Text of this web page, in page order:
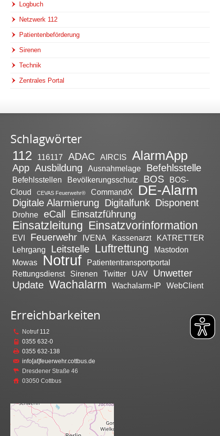
Logbuch
Netzwerk 112
Patientenbeförderung
Sirenen
Technik
Zentrales Portal
Schlagwörter
112 116117 ADAC AIRCIS AlarmApp
App Ausbildung Ausnahmelage Befehlsstelle
Befehlsstellen Bevölkerungsschutz BOS
BOS-
Cloud
CEVAS Feuerwehr® CommandX DE-Alarm
Digitale Alarmierung Digitalfunk Disponent
Drohne eCall Einsatzführung
Einsatzleitung Einsatzvorinformation
EVI Feuerwehr IVENA Kassenarzt
KATRETTER
Lehrgang
Leitstelle Luftrettung
Mastodon
Mowas
Notruf
Patiententransportportal
Rettungsdienst
Sirenen Twitter UAV
Unwetter
Update Wachalarm Wachalarm-IP WebClient
Erreichbarkeiten
Notruf 112
0355 632-0
0355 632-138
info[at]feuerwehr.cottbus.de
Dresdener Straße 46
03050 Cottbus